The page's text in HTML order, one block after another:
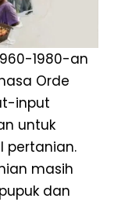
1980-an
Orde
input
untuk
pertanian.
masih
dan